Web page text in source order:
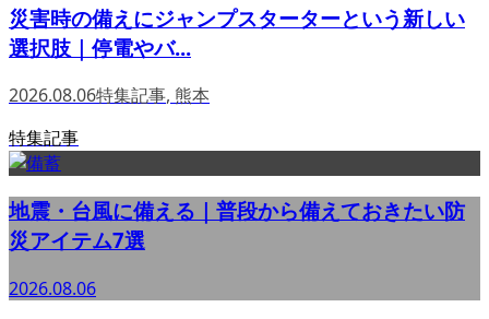
災害時の備えにジャンプスターターという新しい
選択肢｜停電やバ...
2026.08.06特集記事, 熊本
特集記事
地震・台風に備える｜普段から備えておきたい防
災アイテム7選
2026.08.06